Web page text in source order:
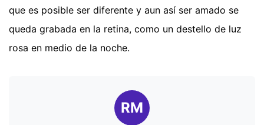
que es posible ser diferente y aun así ser amado se
queda grabada en la retina, como un destello de luz
rosa en medio de la noche.
RM